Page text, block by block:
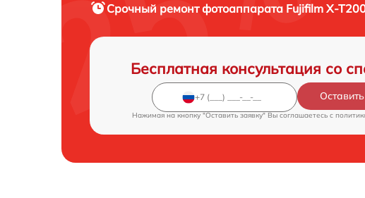
Срочный ремонтфотоаппарата Fujifilm X-
Бесплатная консультация со
Нажимая на кнопку "Оставить заявку" Вы соглашаетесь c